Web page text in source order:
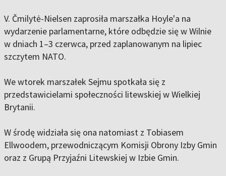
V. Čmilytė-Nielsen zaprosiła marszałka Hoyle'a na
wydarzenie parlamentarne, które odbędzie się w Wilnie
w dniach 1–3 czerwca, przed zaplanowanym na lipiec
szczytem NATO.
We wtorek marszałek Sejmu spotkała się z
przedstawicielami społeczności litewskiej w Wielkiej
Brytanii.
W środę widziała się ona natomiast z Tobiasem
Ellwoodem, przewodniczącym Komisji Obrony Izby Gmin
oraz z Grupą Przyjaźni Litewskiej w Izbie Gmin.